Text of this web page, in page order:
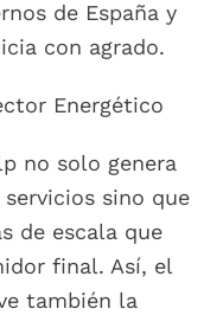
de España y
con agrado.
Energético
no solo genera
sino que
de escala que
final. Así, el
también la